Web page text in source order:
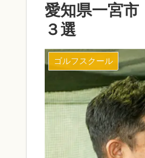
愛知県一宮
３選
ゴルフスクール